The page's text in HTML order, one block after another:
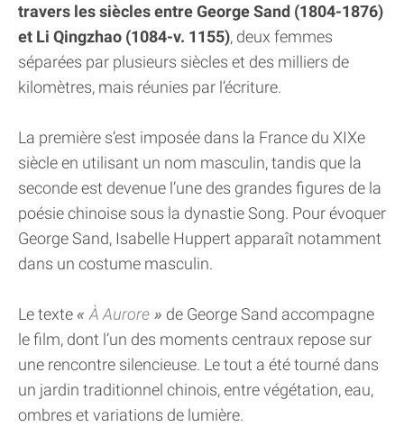
travers les siècles entre George Sand (1804-1876)
et Li Qingzhao (1084-v. 1155), deux femmes
séparées par plusieurs siècles et des milliers de
kilomètres, mais réunies par l’écriture.
La première s’est imposée dans la France du XIXe
siècle en utilisant un nom masculin, tandis que la
seconde est devenue l’une des grandes figures de la
poésie chinoise sous la dynastie Song. Pour évoquer
George Sand, Isabelle Huppert apparaît notamment
dans un costume masculin.
Le texte À Aurore
de George Sand accompagne
le film, dont l’un des moments centraux repose sur
une rencontre silencieuse. Le tout a été tourné dans
un jardin traditionnel chinois, entre végétation, eau,
ombres et variations de lumière.